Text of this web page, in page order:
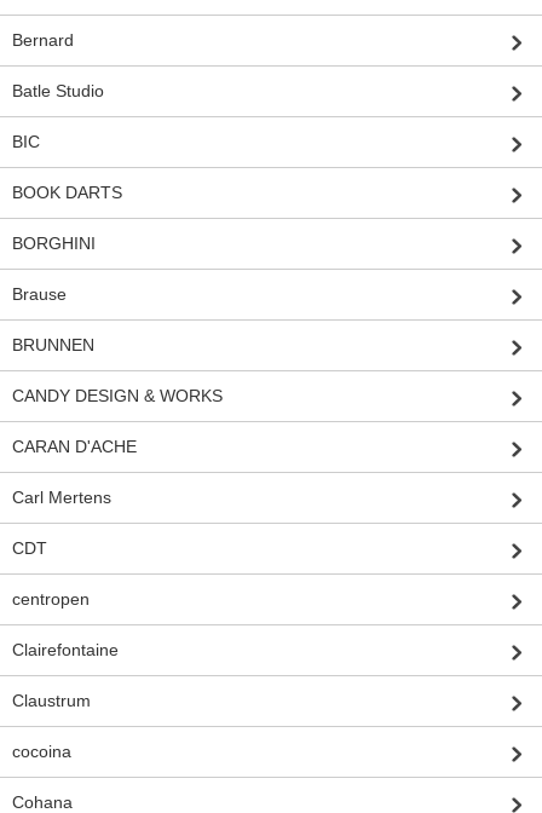
Bernard
Batle Studio
BIC
BOOK DARTS
BORGHINI
Brause
BRUNNEN
CANDY DESIGN & WORKS
CARAN D'ACHE
Carl Mertens
CDT
centropen
Clairefontaine
Claustrum
cocoina
Cohana